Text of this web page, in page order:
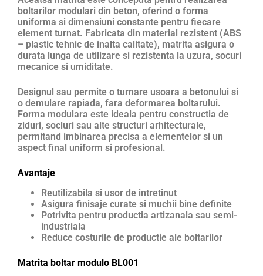
boltarilor modulari din beton, oferind o forma
uniforma si dimensiuni constante pentru fiecare
element turnat. Fabricata din material rezistent (ABS
– plastic tehnic de inalta calitate), matrita asigura o
durata lunga de utilizare si rezistenta la uzura, socuri
mecanice si umiditate.
Designul sau permite o turnare usoara a betonului si
o demulare rapiada, fara deformarea boltarului.
Forma modulara este ideala pentru constructia de
ziduri, socluri sau alte structuri arhitecturale,
permitand imbinarea precisa a elementelor si un
aspect final uniform si profesional.
Avantaje
Reutilizabila si usor de intretinut
Asigura finisaje curate si muchii bine definite
Potrivita pentru productia artizanala sau semi-
industriala
Reduce costurile de productie ale boltarilor
Matrita boltar modulo BL001